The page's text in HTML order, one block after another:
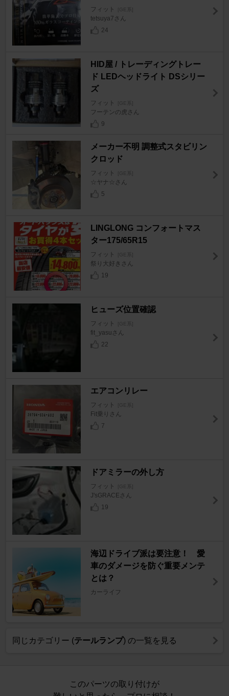
フィット [GE系]
tetsuya7さん
24
HID屋 / トレーディングトレー
ド LEDヘッドライト DSシリー
ズ
フィット [GE系]
フーテンの虎さん
9
メーカー不明 調整式スタビリン
クロッド
フィット [GE系]
☆ヤナ☆さん
5
LINGLONG コンフォートマス
ター175/65R15
フィット [GE系]
祭り大好きさん
19
ヒューズ位置確認
フィット [GE系]
fit_yasuさん
22
エアコンリレー
フィット [GE系]
Fit乗りさん
7
ドアミラーの外し方
フィット [GE系]
J'sGRACEさん
19
海辺ドライブ派は要注意！ 愛
車のダメージを防ぐ重要メンテ
とは？
カーライフ
同じカテゴリー (テールランプ) の一覧を見る
このパーツの取り付けが